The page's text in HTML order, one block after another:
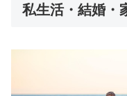
私生活・結婚・